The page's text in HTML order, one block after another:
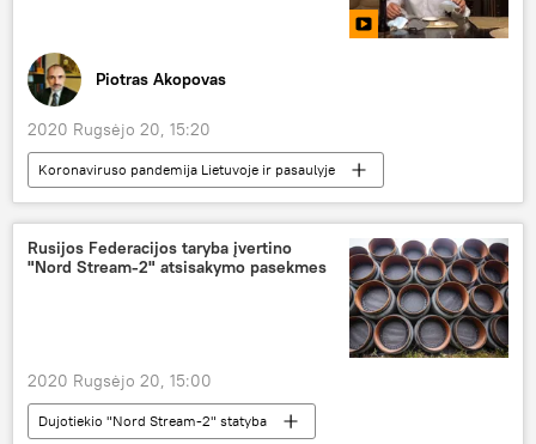
Piotras Akopovas
2020 Rugsėjo 20, 15:20
Koronaviruso pandemija Lietuvoje ir pasaulyje
Multimedia
Lietuva
kaukės
koronavirusas
Rusijos Federacijos taryba įvertino
"Nord Stream-2" atsisakymo pasekmes
2020 Rugsėjo 20, 15:00
Dujotiekio "Nord Stream-2" statyba